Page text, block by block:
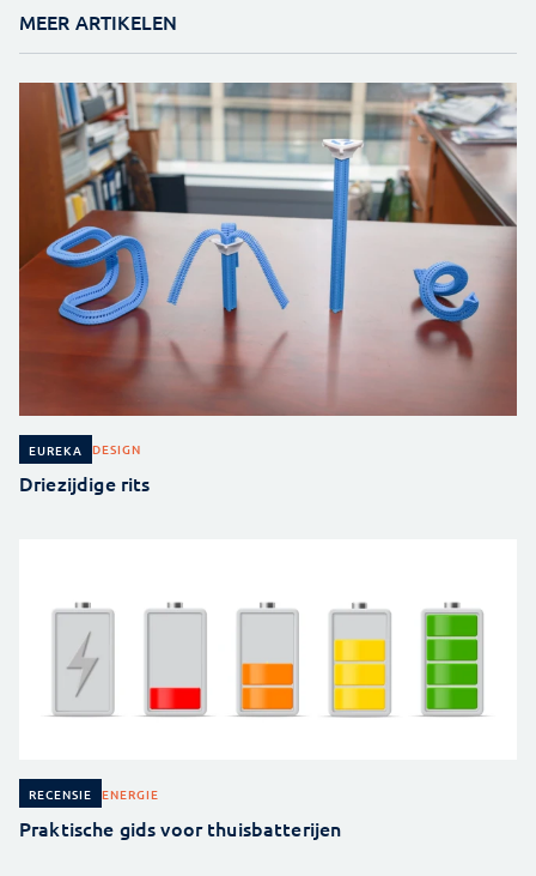
MEER ARTIKELEN
EUREKA DESIGN
Driezijdige rits
RECENSIE ENERGIE
Praktische gids voor thuisbatterijen